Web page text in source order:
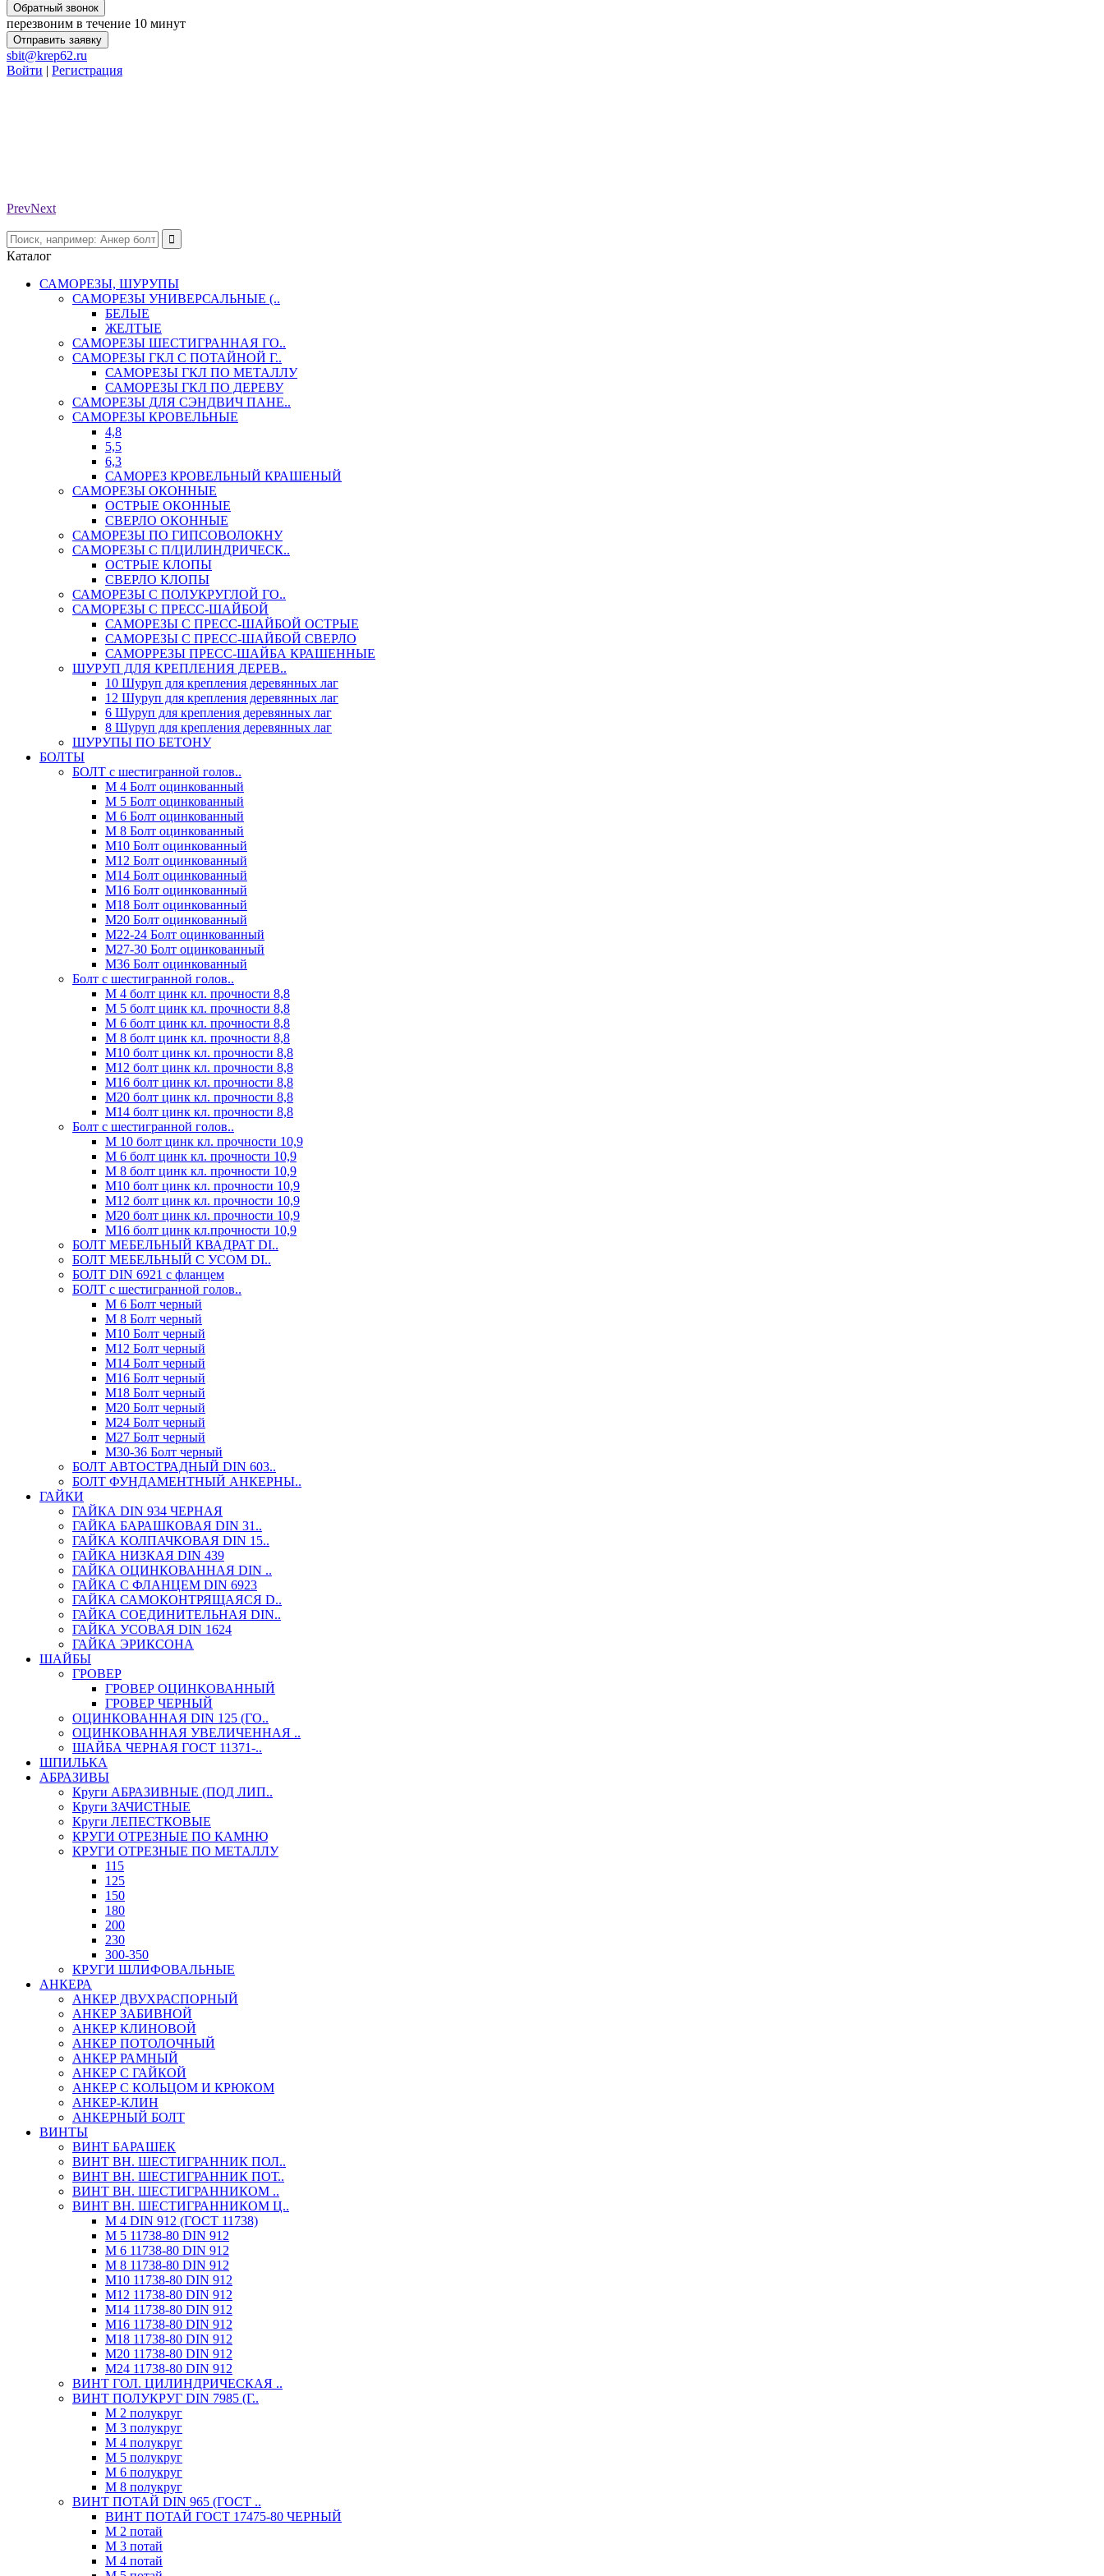
Обратный звонок
перезвоним в течение 10 минут
Отправить заявку
sbit@krep62.ru
Войти | Регистрация
PrevNext
Каталог
САМОРЕЗЫ, ШУРУПЫ
САМОРЕЗЫ УНИВЕРСАЛЬНЫЕ (..
БЕЛЫЕ
ЖЕЛТЫЕ
САМОРЕЗЫ ШЕСТИГРАННАЯ ГО..
САМОРЕЗЫ ГКЛ С ПОТАЙНОЙ Г..
САМОРЕЗЫ ГКЛ ПО МЕТАЛЛУ
САМОРЕЗЫ ГКЛ ПО ДЕРЕВУ
САМОРЕЗЫ ДЛЯ СЭНДВИЧ ПАНЕ..
САМОРЕЗЫ КРОВЕЛЬНЫЕ
4,8
5,5
6,3
САМОРЕЗ КРОВЕЛЬНЫЙ КРАШЕНЫЙ
САМОРЕЗЫ ОКОННЫЕ
ОСТРЫЕ ОКОННЫЕ
СВЕРЛО ОКОННЫЕ
САМОРЕЗЫ ПО ГИПСОВОЛОКНУ
САМОРЕЗЫ С П/ЦИЛИНДРИЧЕСК..
ОСТРЫЕ КЛОПЫ
СВЕРЛО КЛОПЫ
САМОРЕЗЫ С ПОЛУКРУГЛОЙ ГО..
САМОРЕЗЫ С ПРЕСС-ШАЙБОЙ
САМОРЕЗЫ С ПРЕСС-ШАЙБОЙ ОСТРЫЕ
САМОРЕЗЫ С ПРЕСС-ШАЙБОЙ СВЕРЛО
САМОРРЕЗЫ ПРЕСС-ШАЙБА КРАШЕННЫЕ
ШУРУП ДЛЯ КРЕПЛЕНИЯ ДЕРЕВ..
10 Шуруп для крепления деревянных лаг
12 Шуруп для крепления деревянных лаг
6 Шуруп для крепления деревянных лаг
8 Шуруп для крепления деревянных лаг
ШУРУПЫ ПО БЕТОНУ
БОЛТЫ
БОЛТ с шестигранной голов..
М 4 Болт оцинкованный
М 5 Болт оцинкованный
М 6 Болт оцинкованный
М 8 Болт оцинкованный
М10 Болт оцинкованный
М12 Болт оцинкованный
М14 Болт оцинкованный
М16 Болт оцинкованный
М18 Болт оцинкованный
М20 Болт оцинкованный
М22-24 Болт оцинкованный
М27-30 Болт оцинкованный
М36 Болт оцинкованный
Болт с шестигранной голов..
М 4 болт цинк кл. прочности 8,8
М 5 болт цинк кл. прочности 8,8
М 6 болт цинк кл. прочности 8,8
М 8 болт цинк кл. прочности 8,8
М10 болт цинк кл. прочности 8,8
М12 болт цинк кл. прочности 8,8
М16 болт цинк кл. прочности 8,8
М20 болт цинк кл. прочности 8,8
М14 болт цинк кл. прочности 8,8
Болт с шестигранной голов..
М 10 болт цинк кл. прочности 10,9
М 6 болт цинк кл. прочности 10,9
М 8 болт цинк кл. прочности 10,9
М10 болт цинк кл. прочности 10,9
М12 болт цинк кл. прочности 10,9
М20 болт цинк кл. прочности 10,9
М16 болт цинк кл.прочности 10,9
БОЛТ МЕБЕЛЬНЫЙ КВАДРАТ DI..
БОЛТ МЕБЕЛЬНЫЙ С УСОМ DI..
БОЛТ DIN 6921 c фланцем
БОЛТ с шестигранной голов..
М 6 Болт черный
М 8 Болт черный
М10 Болт черный
М12 Болт черный
М14 Болт черный
М16 Болт черный
М18 Болт черный
М20 Болт черный
М24 Болт черный
М27 Болт черный
М30-36 Болт черный
БОЛТ АВТОСТРАДНЫЙ DIN 603..
БОЛТ ФУНДАМЕНТНЫЙ АНКЕРНЫ..
ГАЙКИ
ГАЙКА DIN 934 ЧЕРНАЯ
ГАЙКА БАРАШКОВАЯ DIN 31..
ГАЙКА КОЛПАЧКОВАЯ DIN 15..
ГАЙКА НИЗКАЯ DIN 439
ГАЙКА ОЦИНКОВАННАЯ DIN ..
ГАЙКА С ФЛАНЦЕМ DIN 6923
ГАЙКА САМОКОНТРЯЩАЯСЯ D..
ГАЙКА СОЕДИНИТЕЛЬНАЯ DIN..
ГАЙКА УСОВАЯ DIN 1624
ГАЙКА ЭРИКСОНА
ШАЙБЫ
ГРОВЕР
ГРОВЕР ОЦИНКОВАННЫЙ
ГРОВЕР ЧЕРНЫЙ
ОЦИНКОВАННАЯ DIN 125 (ГО..
ОЦИНКОВАННАЯ УВЕЛИЧЕННАЯ ..
ШАЙБА ЧЕРНАЯ ГОСТ 11371-..
ШПИЛЬКА
АБРАЗИВЫ
Круги АБРАЗИВНЫЕ (ПОД ЛИП..
Круги ЗАЧИСТНЫЕ
Круги ЛЕПЕСТКОВЫЕ
КРУГИ ОТРЕЗНЫЕ ПО КАМНЮ
КРУГИ ОТРЕЗНЫЕ ПО МЕТАЛЛУ
115
125
150
180
200
230
300-350
КРУГИ ШЛИФОВАЛЬНЫЕ
АНКЕРА
АНКЕР ДВУХРАСПОРНЫЙ
АНКЕР ЗАБИВНОЙ
АНКЕР КЛИНОВОЙ
АНКЕР ПОТОЛОЧНЫЙ
АНКЕР РАМНЫЙ
АНКЕР С ГАЙКОЙ
АНКЕР С КОЛЬЦОМ И КРЮКОМ
АНКЕР-КЛИН
АНКЕРНЫЙ БОЛТ
ВИНТЫ
ВИНТ БАРАШЕК
ВИНТ ВН. ШЕСТИГРАННИК ПОЛ..
ВИНТ ВН. ШЕСТИГРАННИК ПОТ..
ВИНТ ВН. ШЕСТИГРАННИКОМ ..
ВИНТ ВН. ШЕСТИГРАННИКОМ Ц..
М 4 DIN 912 (ГОСТ 11738)
М 5 11738-80 DIN 912
М 6 11738-80 DIN 912
М 8 11738-80 DIN 912
М10 11738-80 DIN 912
М12 11738-80 DIN 912
М14 11738-80 DIN 912
М16 11738-80 DIN 912
М18 11738-80 DIN 912
М20 11738-80 DIN 912
М24 11738-80 DIN 912
ВИНТ ГОЛ. ЦИЛИНДРИЧЕСКАЯ ..
ВИНТ ПОЛУКРУГ DIN 7985 (Г..
М 2 полукруг
М 3 полукруг
М 4 полукруг
М 5 полукруг
М 6 полукруг
М 8 полукруг
ВИНТ ПОТАЙ DIN 965 (ГОСТ ..
ВИНТ ПОТАЙ ГОСТ 17475-80 ЧЕРНЫЙ
М 2 потай
М 3 потай
М 4 потай